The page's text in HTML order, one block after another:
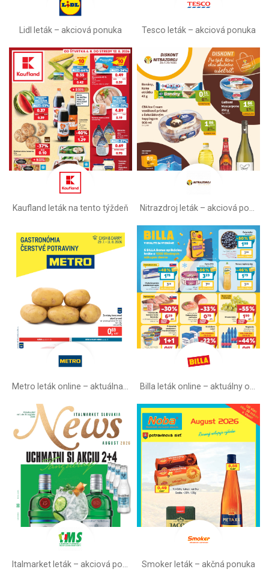
Lidl leták –⁠ akciová ponuka Tesco leták – akciová ponuka
Kaufland leták na tento týždeň Nitrazdroj leták –⁠ akciová ponuka
Italmarket leták –⁠ akciová ponuka Smoker leták – akčná ponuka